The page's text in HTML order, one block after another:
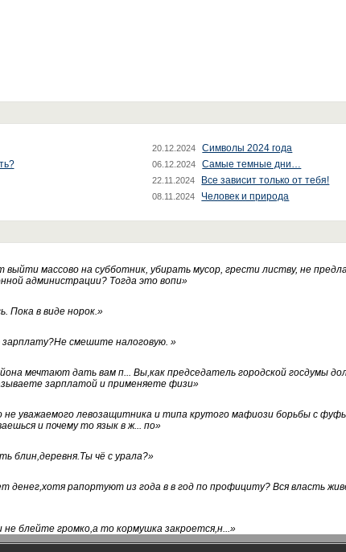
20.12.2024 Символы 2024 года
06.12.2024 Самые темные дни…
22.11.2024 Все зависит только от тебя!
08.11.2024 Человек и природа
массово на субботник, убирать мусор, грести листву, не
администрации? Тогда это вопи»
Пока в виде норок.»
смешите налоговую. »
мечтают дать вам п... Вы,как председатель городской госдумы
зарплатой и применяете физи»
не уважаемого левозащитника и типа крутого мафиози борьбы с
и почему то язык в ж... по»
блин,деревня.Ты чё с урала?»
денег,хотя рапортуют из года в в год по профициту? Вся власть
блейте громко,а то кормушка закроется,н...»